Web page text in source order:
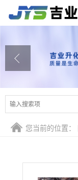
公司介绍
产品展厅
证书荣誉
在线留言
您当前的位置：